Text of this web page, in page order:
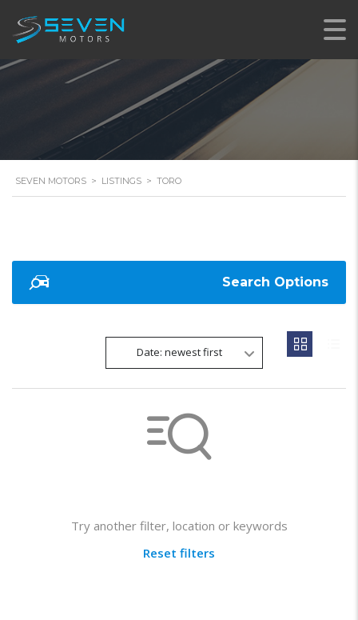
SEVEN MOTORS > LISTINGS > TORO
Search Options
Date: newest first
Try another filter, location or keywords
Reset filters